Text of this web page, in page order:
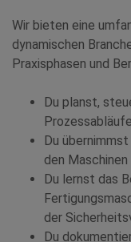
Wir bieten eine
dynamischen
Praxisphasen und
Du planst,
Prozessabläufe
Du
den Maschinen
Du lernst das
der
Du